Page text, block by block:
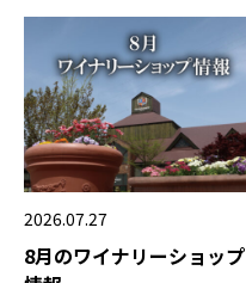
2026.07.27
8月のワイナリーショップ